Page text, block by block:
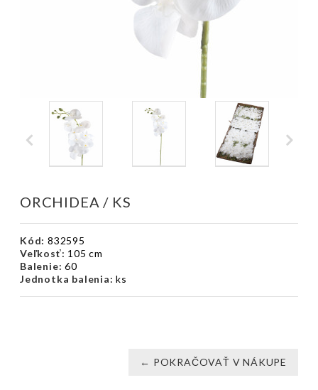
ORCHIDEA / KS
Kód: 832595
Veľkosť: 105 cm
Balenie:60
Jednotka balenia:ks
← POKRAČOVAŤ V NÁKUPE